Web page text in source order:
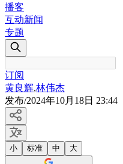
播客
互动新闻
专题
订阅
黄良辉,林伟杰
发布/2024年10月18日 23:44
小 标准 中 大